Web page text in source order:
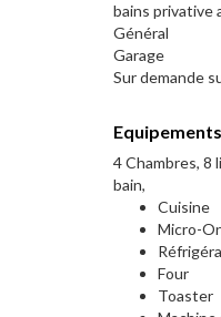
bains privative
Général
Garage
Sur demande
Equipements
4 Chambres, 8
bain,
Cuisine
Micro-
Four
Toaster